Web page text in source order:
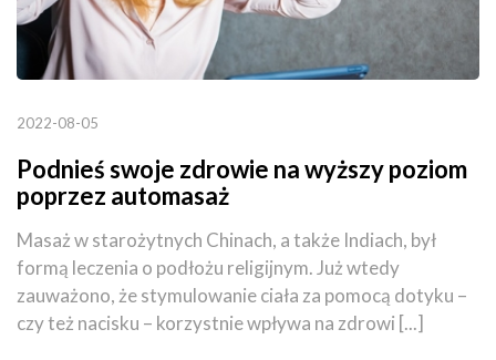
2022-08-05
Podnieś swoje zdrowie na wyższy poziom
poprzez automasaż
Masaż w starożytnych Chinach, a także Indiach, był
formą leczenia o podłożu religijnym. Już wtedy
zauważono, że stymulowanie ciała za pomocą dotyku –
czy też nacisku – korzystnie wpływa na zdrowi [...]